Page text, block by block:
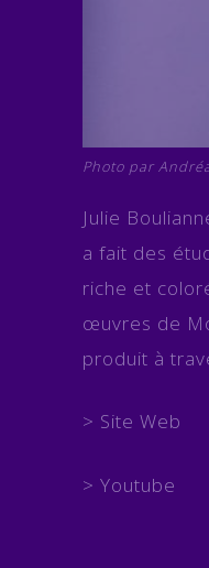
Photo par
Julie
a fait des
riche et
œuvres de
produit à
> Site Web
> Youtube